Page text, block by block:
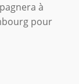
à
pour